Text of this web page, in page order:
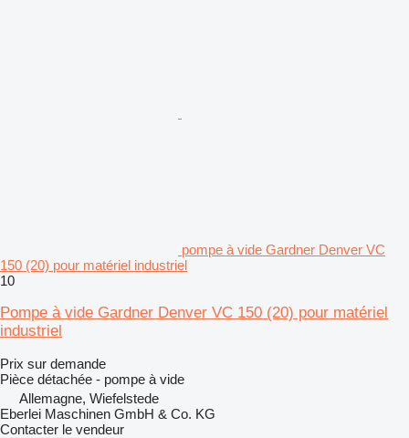
pompe à vide Gardner Denver VC
150 (20) pour matériel industriel
10
Pompe à vide Gardner Denver VC 150 (20) pour matériel
industriel
Prix sur demande
Pièce détachée - pompe à vide
Allemagne, Wiefelstede
Eberlei Maschinen GmbH & Co. KG
Contacter le vendeur